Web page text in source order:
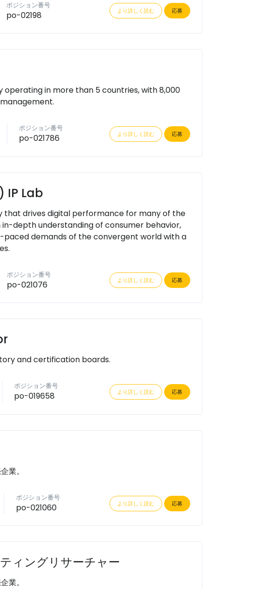
ポジション番号
po-02198 より詳しく読む 応募
in more than 5 countries, with 8,000
ポジション番号
po-021786 より詳しく読む 応募
Lab
that drives digital performance for many of the
depth understanding of consumer behavior,
demands of the convergent world with a
ポジション番号
po-021076 より詳しく読む 応募
and certification boards.
ポジション番号
po-019658 より詳しく読む 応募
業。
ポジション番号
po-021060 より詳しく読む 応募
ィングリサーチャー
業。